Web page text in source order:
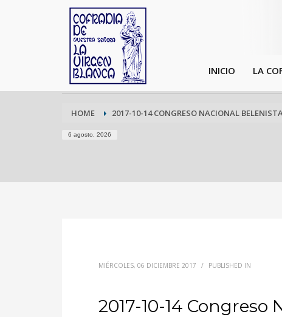
INICIO LA
HOME 2017-10-14 CONGRESO NACIONAL
6 agosto, 2026
MIÉRCOLES, 06 DICIEMBRE 2017 / PUBLISHED IN
2017-10-14 Congreso